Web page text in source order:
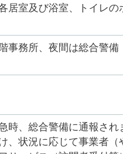
居室及び浴室、トイレの
事務所、夜間は総合警備
時、総合警備に通報さ
、状況に応じて事業者